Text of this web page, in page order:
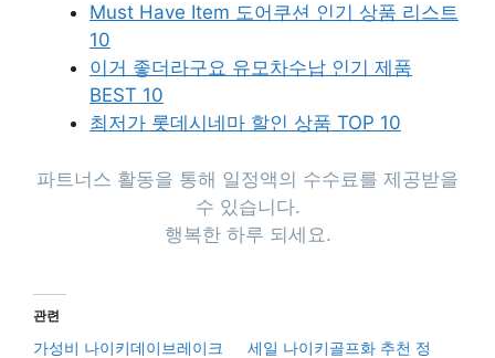
Must Have Item 도어쿠션 인기 상품 리스트
10
이거 좋더라구요 유모차수납 인기 제품
BEST 10
최저가 롯데시네마 할인 상품 TOP 10
파트너스 활동을 통해 일정액의 수수료를 제공받을
수 있습니다.
행복한 하루 되세요.
관련
가성비 나이키데이브레이크
세일 나이키골프화 추천 정